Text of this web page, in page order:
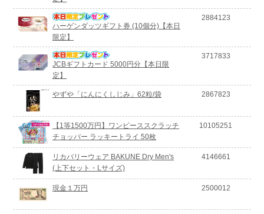
ハーゲンダッツギフト券 (10個分)【本日
限定】
2884123
JCBギフトカード 5000円分【本日限
定】
3717833
やずや「にんにくしじみ」62粒/袋 2867823
【1等1500万円】ワンピーススクラッチ
チョッパー ラッキートライ 50枚
10105251
リカバリーウェア BAKUNE Dry Men's
(上下セット・Lサイズ)
4146661
現金１万円 2500012